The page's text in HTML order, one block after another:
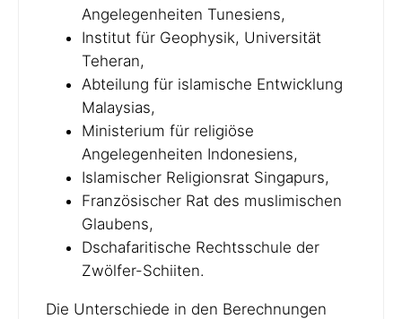
Angelegenheiten Tunesiens,
Institut für Geophysik, Universität
Teheran,
Abteilung für islamische Entwicklung
Malaysias,
Ministerium für religiöse
Angelegenheiten Indonesiens,
Islamischer Religionsrat Singapurs,
Französischer Rat des muslimischen
Glaubens,
Dschafaritische Rechtsschule der
Zwölfer-Schiiten.
Die Unterschiede in den Berechnungen